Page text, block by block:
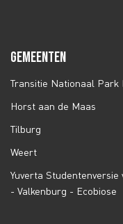
GEMEENTEN
Transitie Nationaal Park
Horst aan de Maas
Tilburg
Weert
Yuverta
- Valkenburg - Ecobiose